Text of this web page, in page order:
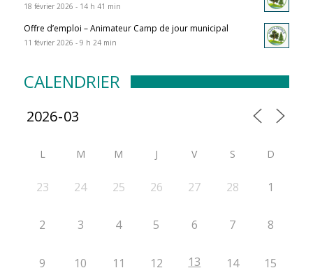
18 février 2026 - 14 h 41 min
Offre d’emploi – Animateur Camp de jour municipal
11 février 2026 - 9 h 24 min
CALENDRIER
L M M J V S D
23 24 25 26 27 28 1
2 3 4 5 6 7 8
9 10 11 12 13 14 15